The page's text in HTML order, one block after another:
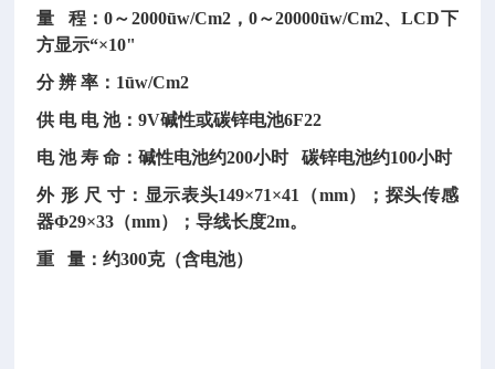
量 程：0～2000ūw/Cm2，0～20000ūw/Cm2、LCD下
方显示“×10"
分辨 率：1ūw/Cm2
供 电 电 池：9V碱性或碳锌电池6F22
电 池 寿 命：碱性电池约200小时 碳锌电池约100小时
外 形 尺 寸：显示表头149×71×41（mm）；探头传感
器Φ29×33（mm）；导线长度2m。
重 量：约300克（含电池）